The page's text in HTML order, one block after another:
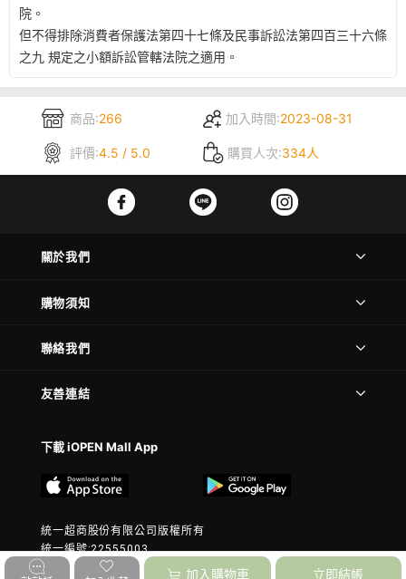
加入購物車 立即結帳
院。​
但不得排除消費者保護法第四十七條及民事訴訟法第四百三十六條
之九 規定之小額訴訟管轄法院之適用。​
商品:266 加入時間:2023-08-31
評價:4.5 / 5.0 購買人次:334人
關於我們
購物須知
聯絡我們
友善連結
下載 iOPEN Mall App
統一超商股份有限公司版權所有
統一編號:22555003
© 2023 President Chain Store Corp. All rights reserved.